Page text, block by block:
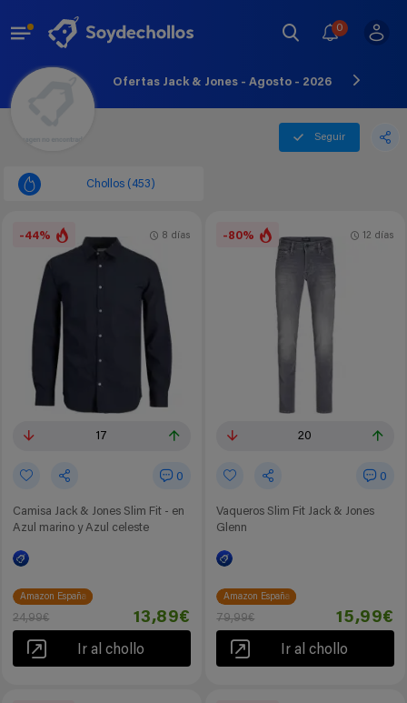
0
Ofertas Jack & Jones - Agosto - 2026
Seguir
Chollos (453)
-44%
17
0
Camisa Jack & Jones Slim Fit - en
Azul marino y Azul celeste
8 días
Amazon España
24,99€ 13,89€
Ir al chollo
-80%
20
0
Vaqueros Slim Fit Jack & Jones
Glenn
12 días
Amazon España
79,99€ 15,99€
Ir al chollo